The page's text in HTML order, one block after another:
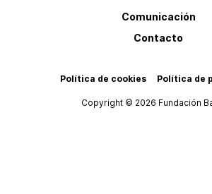
Comunicación
Contacto
Política de cookies Política de
Copyright © 2026 Fundación